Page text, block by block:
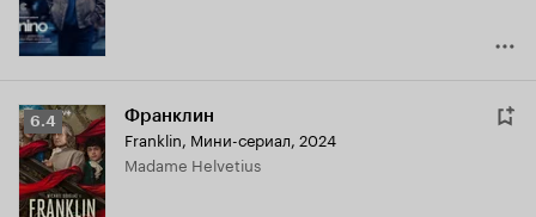
Рейтинг
Кинопоиска
6.4
6.4 Франклин
Franklin, Мини-сериал, 2024
Madame Helvetius